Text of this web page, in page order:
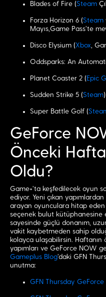
Blades of Fire (Steam
Forza Horizon 6 (Steam
Mayıs,Game Pass’te
Disco Elysium (Xbox,
Oddsparks: An
Planet Coaster 2 ( Epic
Sudden Strike 5 (Steam)
Super Battle Golf (
GeForce
Önceki
Oldu?
Game+’ta keşfedilecek oyun
ediyor. Yeni çıkan
arayan oyunculara hitap eden
seçenek bulut kütüphanesine
sayesinde güçlü donanım,
vakit kaybetmeden sahip
kolayca ulaşabilirsin. Haftanın
yapımları ve GeForce NOW
Gameplus Blog’daki GFN
unutma:
GFN Thursday GeForce